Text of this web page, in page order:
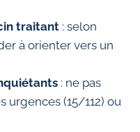
traitant : selon
à orienter vers un
: ne pas
urgences (15/112) ou